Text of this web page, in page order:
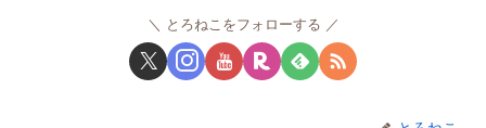
とろねこをフォローする